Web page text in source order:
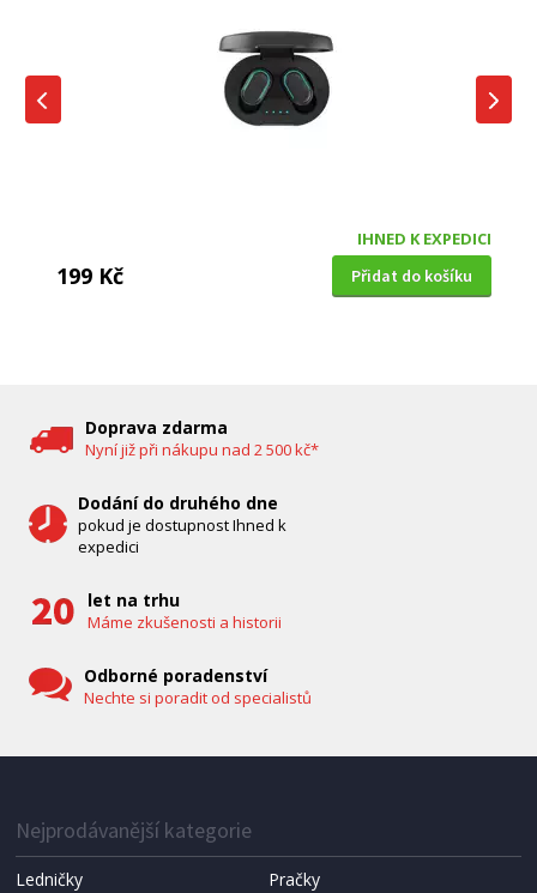
IHNED K EXPEDICI
199 Kč Přidat do košíku
Doprava zdarma
Nyní již při nákupu nad 2 500 kč*
Dodání do druhého dne
pokud je dostupnost Ihned k
expedici
let na trhu
Máme zkušenosti a historii
Odborné poradenství
Nechte si poradit od specialistů
Nejprodávanější kategorie
Ledničky
Pračky